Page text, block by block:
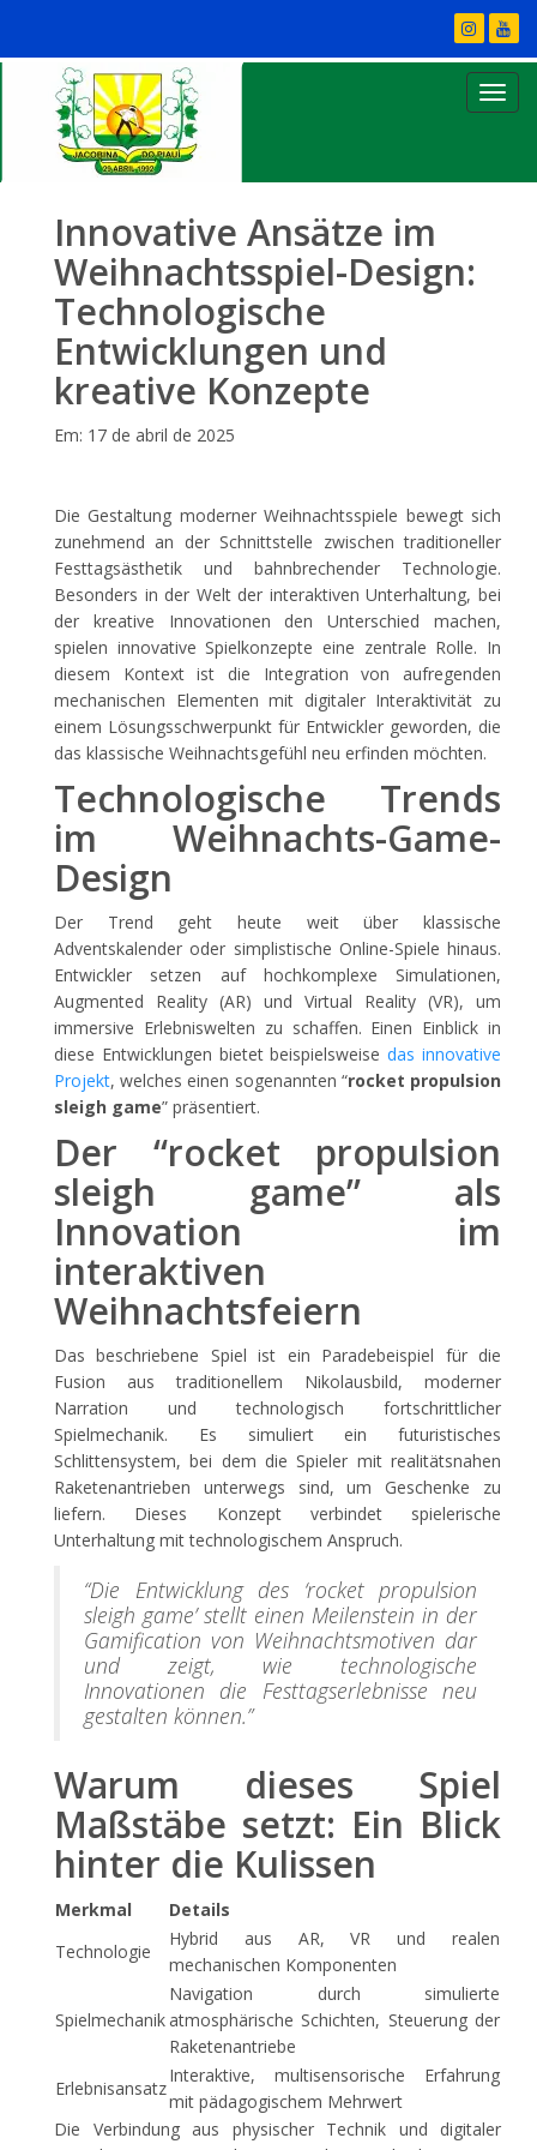
Innovative Ansätze im
Weihnachtsspiel-Design:
Technologische
Entwicklungen und
kreative Konzepte
Em: 17 de abril de 2025
Die Gestaltung moderner Weihnachtsspiele bewegt sich
zunehmend an der Schnittstelle zwischen traditioneller
Festtagsästhetik und bahnbrechender Technologie.
Besonders in der Welt der interaktiven Unterhaltung, bei
der kreative Innovationen den Unterschied machen,
spielen innovative Spielkonzepte eine zentrale Rolle. In
diesem Kontext ist die Integration von aufregenden
mechanischen Elementen mit digitaler Interaktivität zu
einem Lösungsschwerpunkt für Entwickler geworden, die
das klassische Weihnachtsgefühl neu erfinden möchten.
Technologische Trends
im Weihnachts-Game-
Design
Der Trend geht heute weit über klassische
Adventskalender oder simplistische Online-Spiele hinaus.
Entwickler setzen auf hochkomplexe Simulationen,
Augmented Reality (AR) und Virtual Reality (VR), um
immersive Erlebniswelten zu schaffen. Einen Einblick in
diese Entwicklungen bietet beispielsweisedas innovative
Projekt, welches einen sogenannten “rocket propulsion
sleigh game” präsentiert.
Der “rocket propulsion
sleigh game” als
Innovation im
interaktiven
Weihnachtsfeiern
Das beschriebene Spiel ist ein Paradebeispiel für die
Fusion aus traditionellem Nikolausbild, moderner
Narration und technologisch fortschrittlicher
Spielmechanik. Es simuliert ein futuristisches
Schlittensystem, bei dem die Spieler mit realitätsnahen
Raketenantrieben unterwegs sind, um Geschenke zu
liefern. Dieses Konzept verbindet spielerische
Unterhaltung mit technologischem Anspruch.
“Die Entwicklung des ‘rocket propulsion
sleigh game’ stellt einen Meilenstein in der
Gamification von Weihnachtsmotiven dar
und zeigt, wie technologische
Innovationen die Festtagserlebnisse neu
gestalten können.”
Warum dieses Spiel
Maßstäbe setzt: Ein Blick
hinter die Kulissen
Merkmal
Details
Technologie
Hybrid aus AR, VR und realen
mechanischen Komponenten
Spielmechanik
Navigation durch simulierte
atmosphärische Schichten, Steuerung der
Raketenantriebe
Erlebnisansatz
Interaktive, multisensorische Erfahrung
mit pädagogischem Mehrwert
Die Verbindung aus physischer Technik und digitaler